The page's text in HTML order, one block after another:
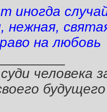
иногда
нежная,
на любовь
человека
будущего